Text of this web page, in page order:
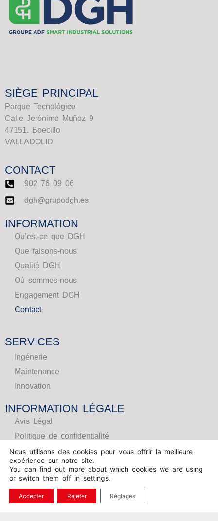
SIÈGE PRINCIPAL
Parque Tecnológico
Calle Jerónimo Muñoz 9
47151. Boecillo
VALLADOLID
CONTACT
902 76 09 06
dgh@grupodgh.es
INFORMATION
Qu’est-ce que DGH
Que faisons-nous
Qualité DGH
Où sommes-nous
Engagement DGH
Contact
SERVICES
Ingénerie
Maintenance
Innovation
INFORMATION LÉGALE
Avis Légal
Politique de confidentialité
Politiques de cookies
Canal des plaites
Information sur le canal des plaintes
Nous utilisons des cookies pour vous offrir la meilleure
expérience sur notre site.
You can find out more about which cookies we are using
or switch them off in settings.
Accepter Rejeter Réglages